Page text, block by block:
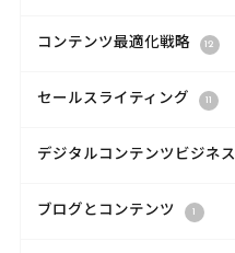
コンテンツ最適化戦略 12
セールスライティング 11
デジタルコンテンツビジネス
ブログとコンテンツ 1